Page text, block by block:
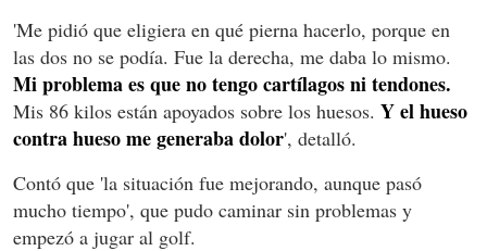
'Me pidió que eligiera en qué pierna hacerlo, porque en
las dos no se podía. Fue la derecha, me daba lo mismo.
Mi problema es que no tengo cartílagos ni tendones.
Mis 86 kilos están apoyados sobre los huesos. Y el hueso
contra hueso me generaba dolor', detalló.
Contó que 'la situación fue mejorando, aunque pasó
mucho tiempo', que pudo caminar sin problemas y
empezó a jugar al golf.